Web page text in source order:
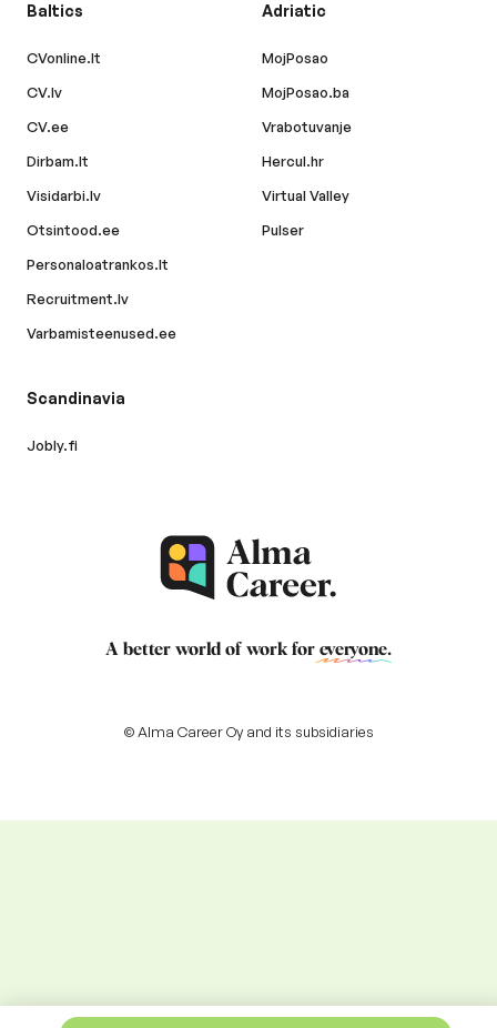
Baltics
CVonline.lt
CV.lv
CV.ee
Dirbam.lt
Visidarbi.lv
Otsintood.ee
Personaloatrankos.lt
Recruitment.lv
Varbamisteenused.ee
Adriatic
MojPosao
MojPosao.ba
Vrabotuvanje
Hercul.hr
Virtual Valley
Pulser
Scandinavia
Jobly.fi
A better world of work for everyone.
© Alma Career Oy and its subsidiaries